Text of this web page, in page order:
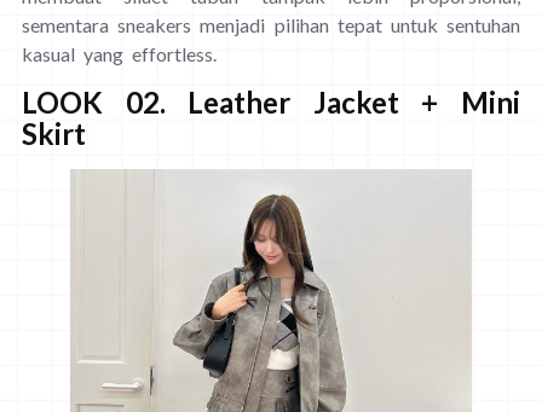
sementara sneakers menjadi pilihan tepat untuk sentuhan
kasual yang effortless.
LOOK 02. Leather Jacket + Mini
Skirt